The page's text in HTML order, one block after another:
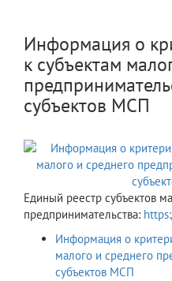
Информация о
к субъектам
субъектов МСП
Единый реестр субъектов
предпринимательства:
Информация о
малого и среднего
субъектов МСП